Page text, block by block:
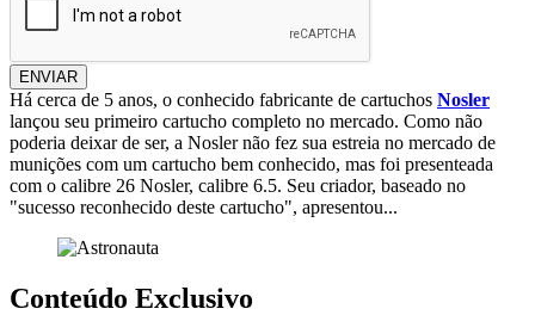
ENVIAR
Há cerca de 5 anos, o conhecido fabricante de cartuchos Nosler
lançou seu primeiro cartucho completo no mercado. Como não
poderia deixar de ser, a Nosler não fez sua estreia no mercado de
munições com um cartucho bem conhecido, mas foi presenteada
com o calibre 26 Nosler, calibre 6.5. Seu criador, baseado no
"sucesso reconhecido deste cartucho", apresentou...
Conteúdo Exclusivo